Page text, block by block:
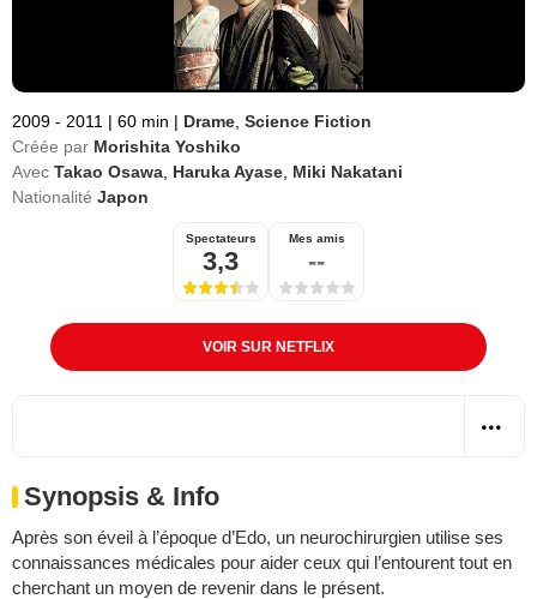
2009 - 2011 | 60 min | Drame Science Fiction
Créée par Morishita Yoshiko
Avec Takao Osawa Haruka Ayase Miki Nakatani
Nationalité Japon
Spectateurs
3,3
Mes amis
--
VOIR SUR NETFLIX
Synopsis & Info
Après son éveil à l’époque d’Edo, un neurochirurgien utilise ses
connaissances médicales pour aider ceux qui l’entourent tout en
cherchant un moyen de revenir dans le présent.